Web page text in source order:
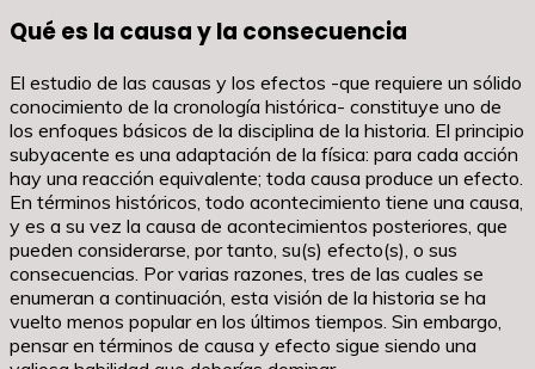
Qué es la causa y la consecuencia
El estudio de las causas y los efectos -que requiere un sólido
conocimiento de la cronología histórica- constituye uno de
los enfoques básicos de la disciplina de la historia. El principio
subyacente es una adaptación de la física: para cada acción
hay una reacción equivalente; toda causa produce un efecto.
En términos históricos, todo acontecimiento tiene una causa,
y es a su vez la causa de acontecimientos posteriores, que
pueden considerarse, por tanto, su(s) efecto(s), o sus
consecuencias. Por varias razones, tres de las cuales se
enumeran a continuación, esta visión de la historia se ha
vuelto menos popular en los últimos tiempos. Sin embargo,
pensar en términos de causa y efecto sigue siendo una